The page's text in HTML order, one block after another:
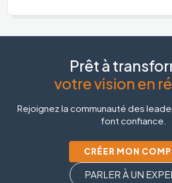
Prêt à
votre vision en
Rejoignez la communauté des
font confiance.
CRÉER MON
PARLER À UN